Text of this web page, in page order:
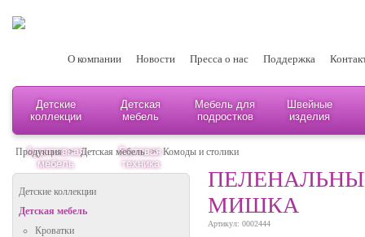
О компании Новости Пресса о нас Поддержка
Детские
коллекции
Детская
мебель
Мебель для
подростков
Швейные
изделия
Адаптивная
мебель
Бытовая
техника
Продукция > Детская мебель > Комоды и столики
Детские коллекции
Детская мебель
Кроватки
МИШКА
Артикул: 0002444